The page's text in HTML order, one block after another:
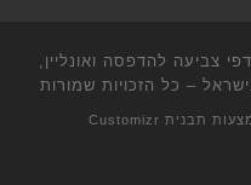
צביעה להדפסה ואונליין,
– כל הזכויות שמורות
תבנית Customizr